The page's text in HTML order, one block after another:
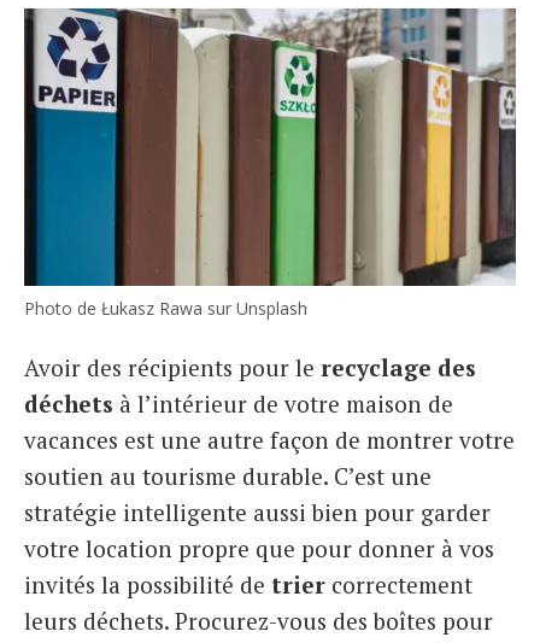
Photo de Łukasz Rawa sur Unsplash
Avoir des récipients pour le recyclage des
déchets à l’intérieur de votre maison de
vacances est une autre façon de montrer votre
soutien au tourisme durable. C’est une
stratégie intelligente aussi bien pour garder
votre location propre que pour donner à vos
invités la possibilité de trier correctement
leurs déchets. Procurez-vous des boîtes pour